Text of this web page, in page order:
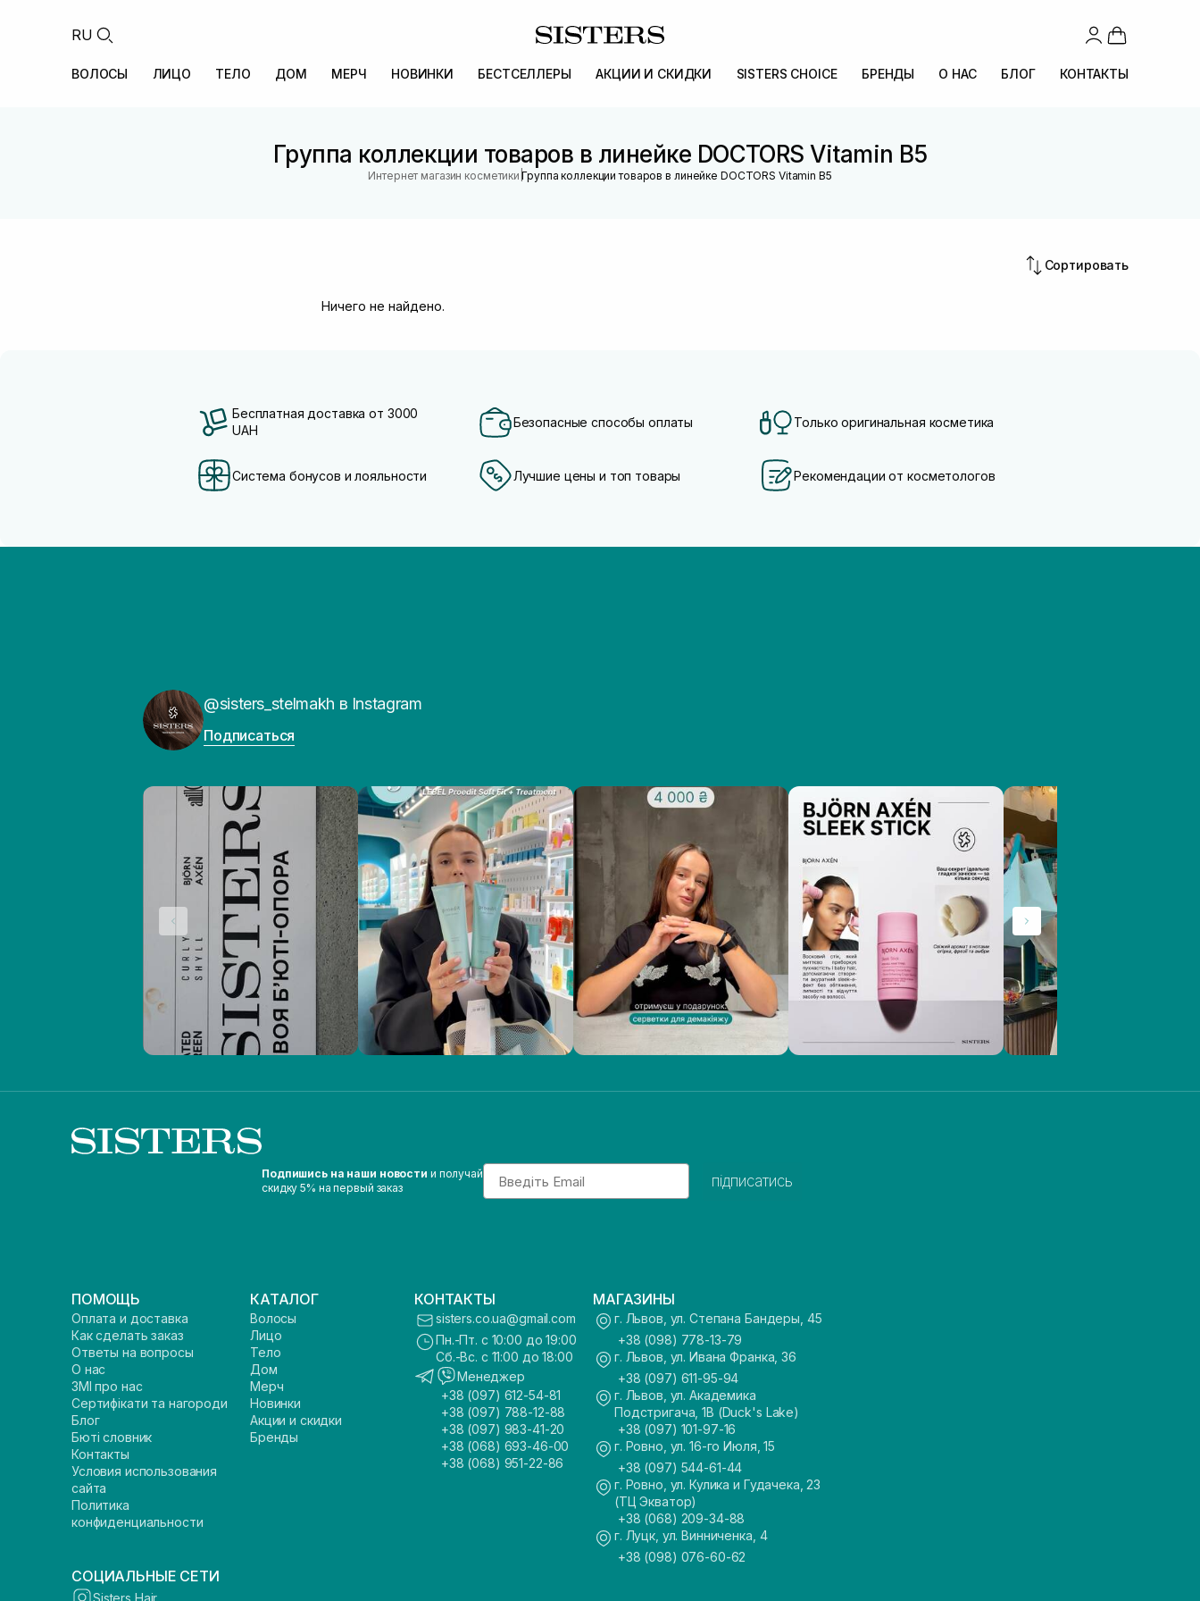
RU
ВОЛОСЫ ЛИЦО ТЕЛО ДОМ МЕРЧ НОВИНКИ БЕСТСЕЛЛЕРЫ АКЦИИ И СКИДКИ SISTERS CHOICE БРЕНДЫ О НАС БЛОГ КОНТАКТЫ
Группа коллекции товаров в линейке DOCTORS Vitamin B5
Интернет магазин косметики |Группа коллекции товаров в линейке DOCTORS Vitamin B5
Сортировать
Ничего не найдено.
Бесплатная доставка от 3000
UAH
Безопасные способы оплаты Только оригинальная косметика
Система бонусов и лояльности Лучшие цены и топ товары Рекомендации от косметологов
@sisters_stelmakh в Instagram
Подписаться
Подпишись на наши новости и получай
скидку 5% на первый заказ
Email
підписатись
ПОМОЩЬ
Оплата и доставка
Как сделать заказ
Ответы на вопросы
О нас
ЗМІ про нас
Сертифікати та нагороди
Блог
Бюті словник
Контакты
Условия использования
сайта
Политика
конфиденциальности
КАТАЛОГ
Волосы
Лицо
Тело
Дом
Мерч
Новинки
Акции и скидки
Бренды
КОНТАКТЫ
sisters.co.ua@gmail.com
Пн.-Пт. с 10:00 до 19:00
Сб.-Вс. с 11:00 до 18:00
Менеджер
+38 (097) 612-54-81
+38 (097) 788-12-88
+38 (097) 983-41-20
+38 (068) 693-46-00
+38 (068) 951-22-86
МАГАЗИНЫ
г. Львов, ул. Степана Бандеры, 45
+38 (098) 778-13-79
г. Львов, ул. Ивана Франка, 36
+38 (097) 611-95-94
г. Львов, ул. Академика
Подстригача, 1В (Duck's Lake)
+38 (097) 101-97-16
г. Ровно, ул. 16-го Июля, 15
+38 (097) 544-61-44
г. Ровно, ул. Кулика и Гудачека, 23
(ТЦ Экватор)
+38 (068) 209-34-88
г. Луцк, ул. Винниченка, 4
+38 (098) 076-60-62
СОЦИАЛЬНЫЕ СЕТИ
Sisters Hair